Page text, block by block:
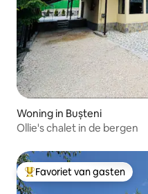
Woning in Bușteni
Ollie's chalet in de bergen
Topfavoriet van gasten
Favoriet van gasten